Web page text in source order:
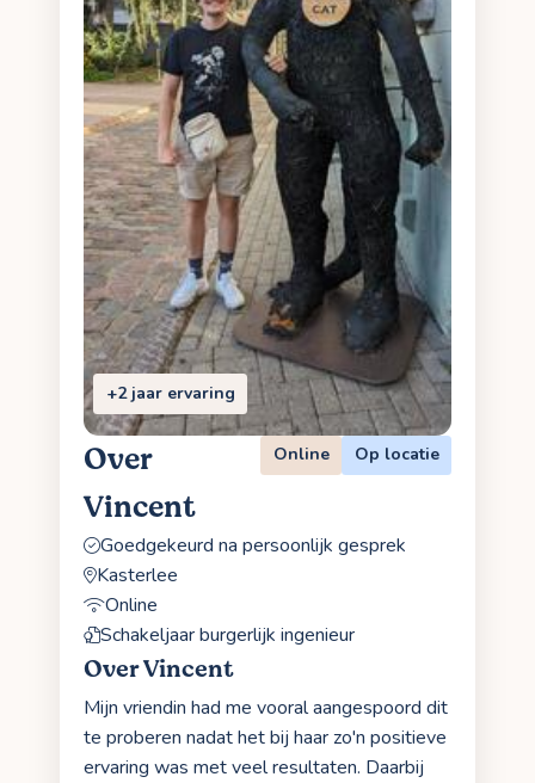
+2 jaar ervaring
Over
Vincent
Online Op locatie
Goedgekeurd na persoonlijk gesprek
Kasterlee
Online
Schakeljaar burgerlijk ingenieur
Over Vincent
Mijn vriendin had me vooral aangespoord dit
te proberen nadat het bij haar zo'n positieve
ervaring was met veel resultaten. Daarbij